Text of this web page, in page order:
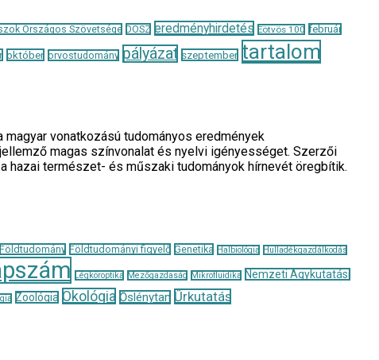
Országos Szövetsége DOSZ eredményhirdetés Eötvös 100 február
október orvostudomány pályázat szeptember tartalom
vonatkozású tudományos eredmények
magas színvonalat és nyelvi igényességet. Szerzői
hazai természet- és műszaki tudományok hírnevét öregbítik.
Földtudomány Földtudományi figyelő Genetika Halbiológia Hulladékgazdálkodás
Légköroptika Mezőgazdaság Mikrofluidika
Nemzeti Agykutatási
Zoológia Ökológia Őslénytan Űrkutatás